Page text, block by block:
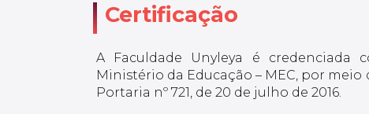
Certificação
A Faculdade Unyleya é credenciada
Ministério da Educação – MEC, por meio
Portaria nº 721, de 20 de julho de 2016.